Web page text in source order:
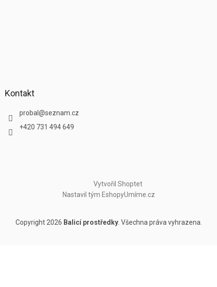
Kontakt
probal @seznam.cz
+420 731 494 649
Vytvořil Shoptet
Nastavil tým EshopyUmíme.cz
Copyright 2026 Balicí prostředky. Všechna práva vyhrazena.